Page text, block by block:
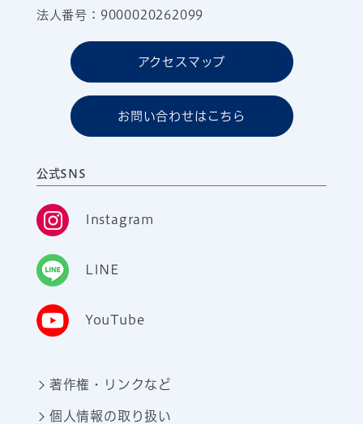
法人番号：9000020262099
アクセスマップ
お問い合わせはこちら
公式SNS
Instagram
LINE
YouTube
著作権・リンクなど
個人情報の取り扱い